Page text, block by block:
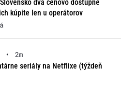
dva cenovo dostupné
kúpite len u operátorov
•
2m
seriály na Netflixe (týždeň